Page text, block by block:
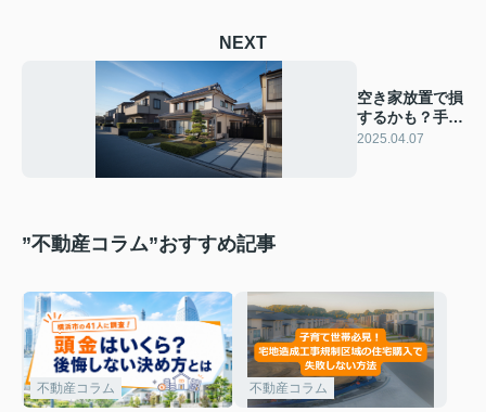
NEXT
空き家放置で損
するかも？手続
きと売却方法を
2025.04.07
”不動産コラム”おすすめ記事
不動産コラム 不動産コラム